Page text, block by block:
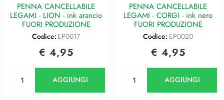
PENNA CANCELLABILE
LEGAMI - LION - ink arancio
FUORI PRODUZIONE
Codice: EP0017
€ 4,95
AGGIUNGI
PENNA CANCELLABILE
LEGAMI - CORGI - ink nero
FUORI PRODUZIONE
Codice: EP0020
€ 4,95
AGGIUNGI